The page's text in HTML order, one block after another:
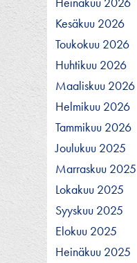
Kesäkuu 2026
Toukokuu 2026
Huhtikuu 2026
Maaliskuu 2026
Helmikuu 2026
Tammikuu 2026
Joulukuu 2025
Marraskuu 2025
Lokakuu 2025
Syyskuu 2025
Elokuu 2025
Heinäkuu 2025